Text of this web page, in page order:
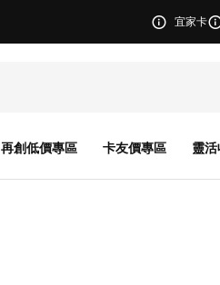
宜家卡
再創低價專區 卡友價專區 靈